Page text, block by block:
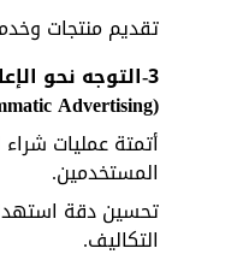
تقديم منتجات
3-التوجه نحو
(Programmatic Advertising):
أتمتة عمليات شراء
المستخدمين.
تحسين دقة
التكاليف.